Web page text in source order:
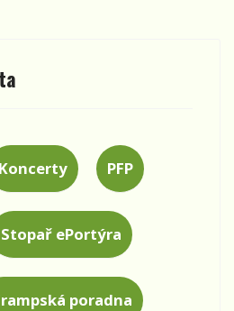
Koncerty PFP
Stopař ePortýra
poradna